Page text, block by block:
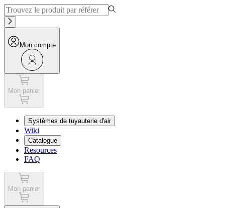
Mon compte
Mon panier
Systèmes de tuyauterie d'air
Wiki
Catalogue
Resources
FAQ
Mon panier